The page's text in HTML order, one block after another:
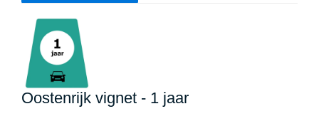
Oostenrijk vignet - 1 jaar